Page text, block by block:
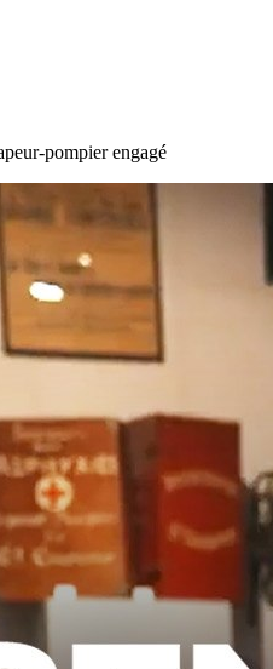
pompier engagé